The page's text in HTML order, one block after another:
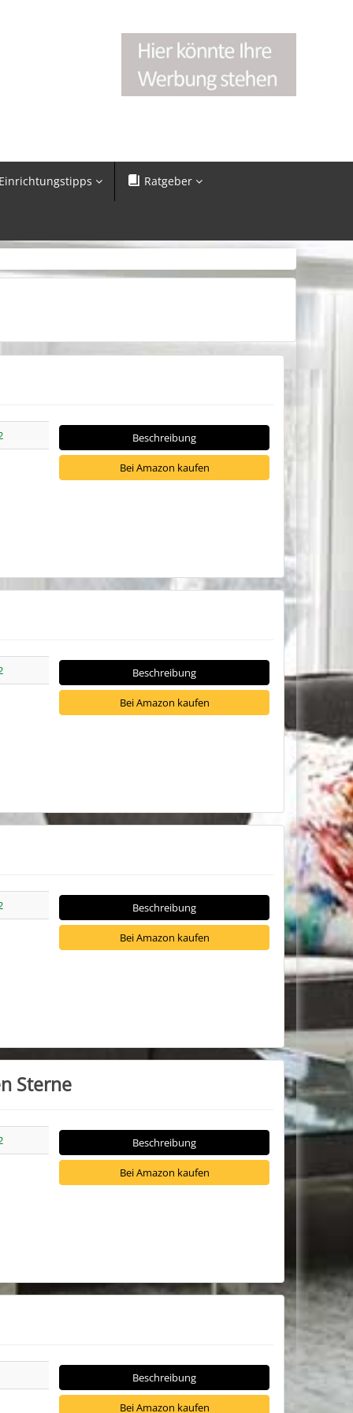
Einrichtungstipps Ratgeber
Beschreibung
Bei Amazon kaufen
Beschreibung
Bei Amazon kaufen
Beschreibung
Bei Amazon kaufen
Sterne
Beschreibung
Bei Amazon kaufen
Beschreibung
Bei Amazon kaufen